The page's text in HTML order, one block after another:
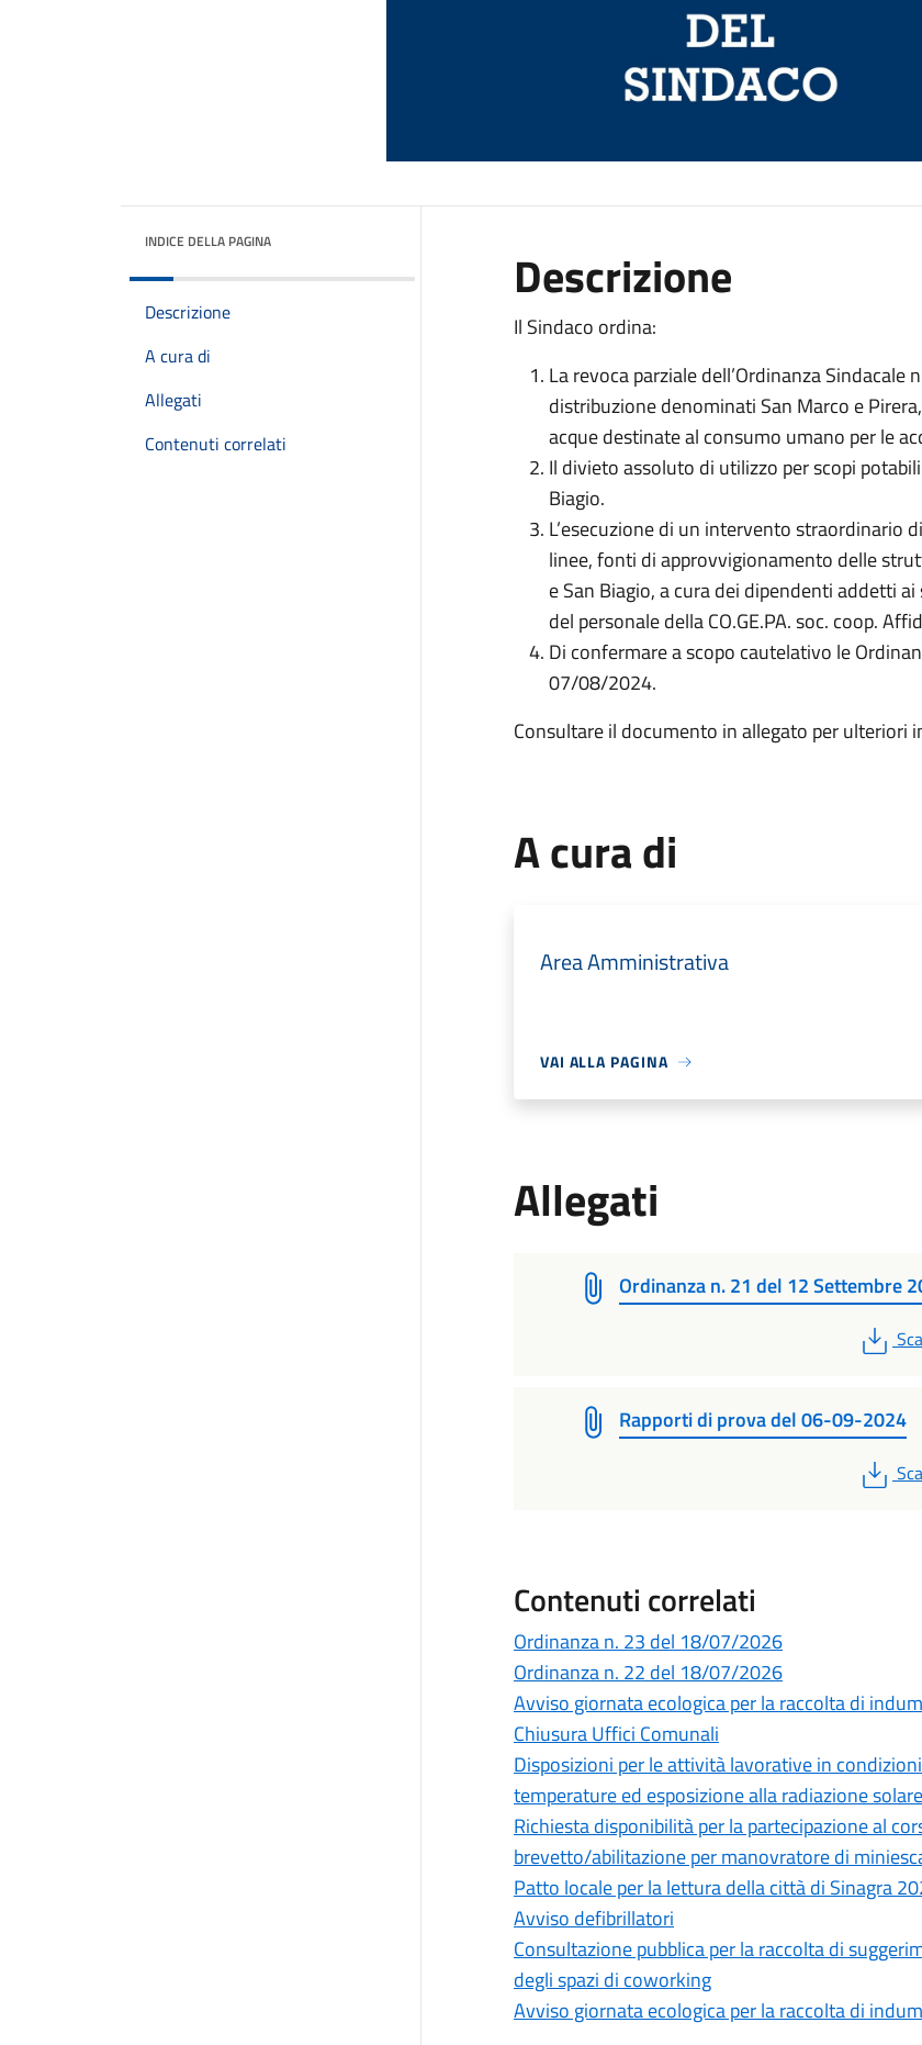
INDICE DELLA PAGINA
Descrizione
A cura di
Allegati
Contenuti correlati
Descrizione
Il Sindaco ordina:
La revoca parziale dell’Ordinanza
distribuzione denominati San Marco e
acque destinate al consumo umano per le
Il divieto assoluto di utilizzo per scopi
Biagio.
L’esecuzione di un intervento straordinario
linee, fonti di approvvigionamento delle
e San Biagio, a cura dei dipendenti addetti
del personale della CO.GE.PA. soc. coop.
Di confermare a scopo cautelativo le
07/08/2024.
Consultare il documento in allegato per ulteriori
A cura di
Area Amministrativa
VAI ALLA PAGINA
Allegati
Ordinanza n. 21 del 12 Settembre
Rapporti di prova del 06-09-2024
Contenuti correlati
Ordinanza n. 23 del 18/07/2026
Ordinanza n. 22 del 18/07/2026
Avviso giornata ecologica per la raccolta di
Chiusura Uffici Comunali
Disposizioni per le attività lavorative in
temperature ed esposizione alla radiazione solare
Richiesta disponibilità per la partecipazione al
brevetto/abilitazione per manovratore di
Patto locale per la lettura della città di Sinagra
Avviso defibrillatori
Consultazione pubblica per la raccolta di
degli spazi di coworking
Avviso giornata ecologica per la raccolta di